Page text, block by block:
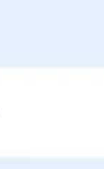
framsteg varje
ett mål, oavsett hur
det gör det